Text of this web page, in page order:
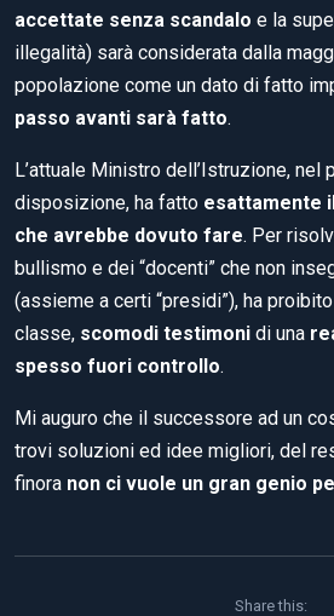
accettate senza scandalo e la
illegalità) sarà considerata dalla
popolazione come un dato di fatto
passo avanti sarà fatto.
L’attuale Ministro dell’Istruzione, nel
disposizione, ha fatto esattamente
che avrebbe dovuto fare. Per
bullismo e dei “docenti” che non
(assieme a certi “presidi”), ha
classe, scomodi testimoni di una
spesso fuori controllo.
Mi auguro che il successore ad un
trovi soluzioni ed idee migliori, del
finora non ci vuole un gran genio
Share this: